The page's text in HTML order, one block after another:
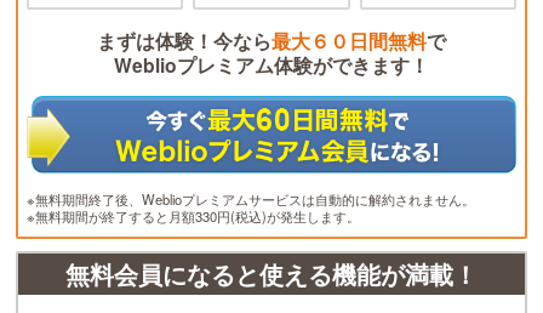
まずは体験！今なら最大６０日間無料で
Weblioプレミアム体験ができます！
※無料期間終了後、Weblioプレミアムサービスは自動的に解約されません。
※無料期間が終了すると月額330円(税込)が発生します。
無料会員になると使える機能が満載！